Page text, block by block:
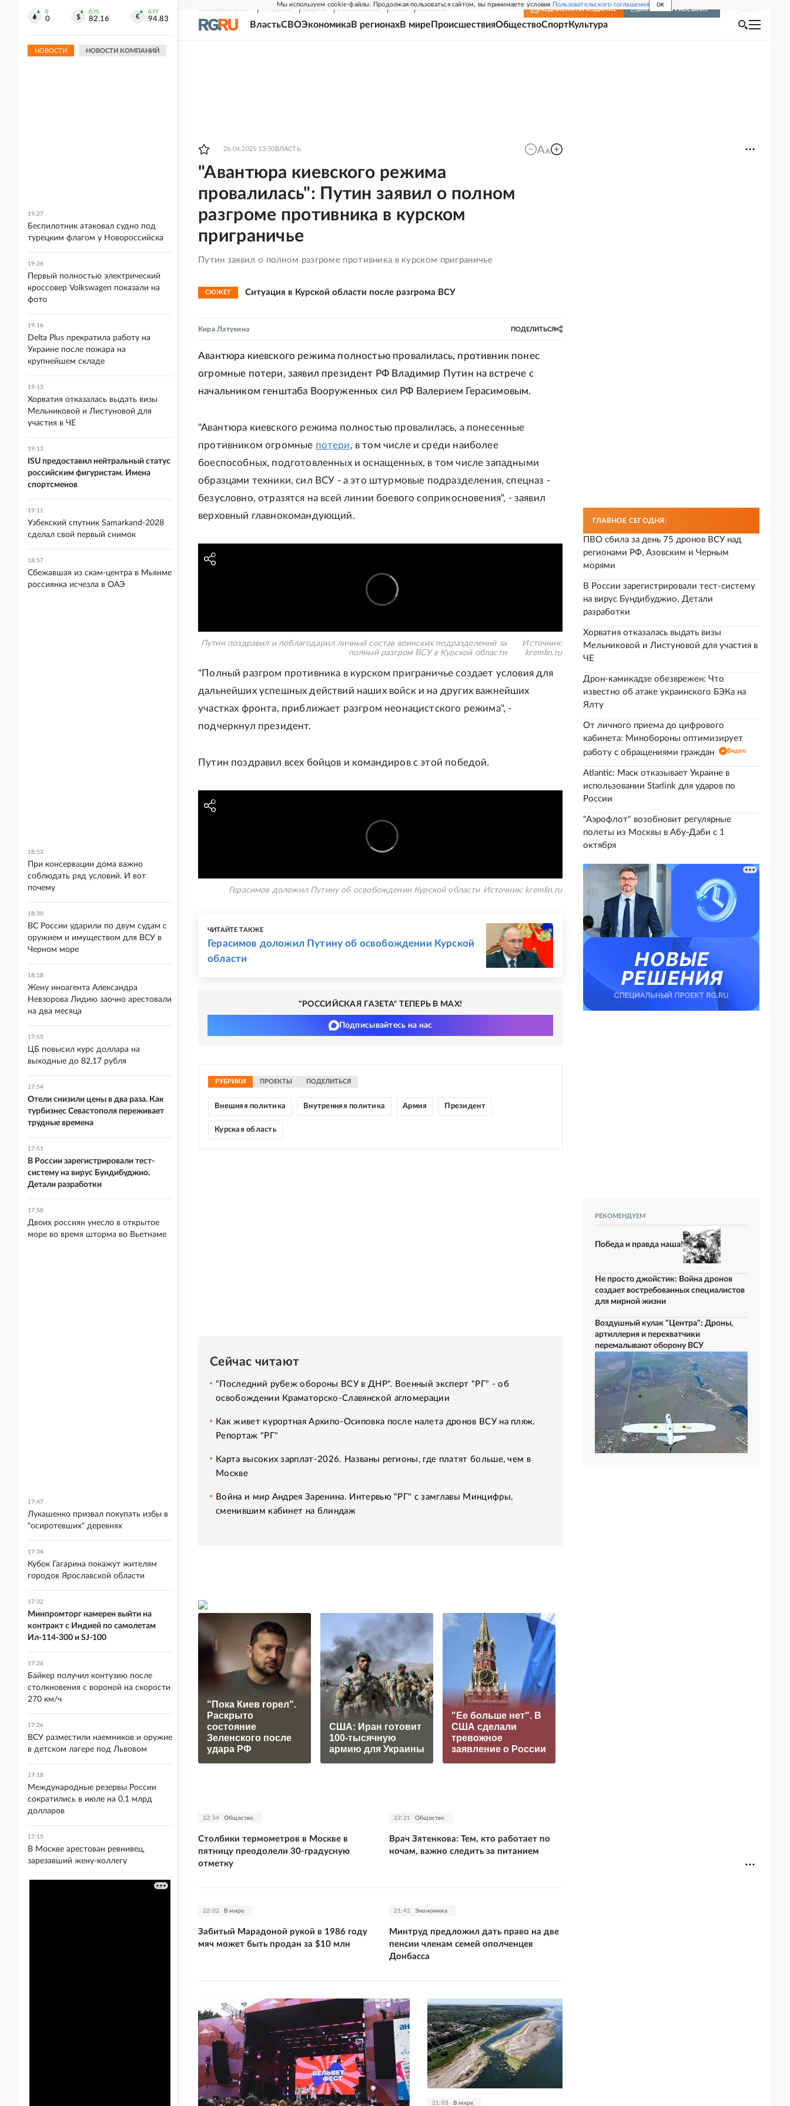
Мы используем cookie-файлы. Продолжая пользоваться сайтом, вы принимаете условия Пользовательского соглашения OK
СВЕЖИЙ НОМЕР РГ-НЕДЕЛЯ РОДИНА ПРИЛОЖЕНИЯ СОЮЗ НОВОСТИ ПОДПИСКА НА ИЗДАНИЕ ВКЛЮЧИТЬ РАССЫЛКУ
ВластьСВОЭкономикаВ регионахВ мире ПроисшествияОбществоСпортКультура
26.04.2025 13:50 ВЛАСТЬ
"Авантюра киевского режима
провалилась": Путин заявил о полном
разгроме противника в курском
приграничье
Путин заявил о полном разгроме противника в курском приграничье
СЮЖЕТ Ситуация в Курской области после разгрома ВСУ
Кира Латухина ПОДЕЛИТЬСЯ
Авантюра киевского режима полностью провалилась, противник понес
огромные потери, заявил президент РФ Владимир Путин на встрече с
начальником генштаба Вооруженных сил РФ Валерием Герасимовым.
"Авантюра киевского режима полностью провалилась, а понесенные
противником огромные потери, в том числе и среди наиболее
боеспособных, подготовленных и оснащенных, в том числе западными
образцами техники, сил ВСУ - а это штурмовые подразделения, спецназ -
безусловно, отразятся на всей линии боевого соприкосновения", - заявил
верховный главнокомандующий.
Путин поздравил и поблагодарил личный состав воинских подразделений за
полный разгром ВСУ в Курской области
Источник:
kremlin.ru
"Полный разгром противника в курском приграничье создает условия для
дальнейших успешных действий наших войск и на других важнейших
участках фронта, приближает разгром неонацистского режима", -
подчеркнул президент.
Путин поздравил всех бойцов и командиров с этой победой.
Герасимов доложил Путину об освобождении Курской области Источник: kremlin.ru
ЧИТАЙТЕ ТАКЖЕ
Герасимов доложил Путину об освобождении Курской
области
"РОССИЙСКАЯ ГАЗЕТА" ТЕПЕРЬ В MAX!
Подписывайтесь на нас
РУБРИКИ ПРОЕКТЫ ПОДЕЛИТЬСЯ
Внешняя политика Внутренняя политика Армия Президент
Курская область
Сейчас читают
"Последний рубеж обороны ВСУ в ДНР". Военный эксперт "РГ" - об
освобождении Краматорско-Славянской агломерации
Как живет курортная Архипо-Осиповка после налета дронов ВСУ на пляж.
Репортаж "РГ"
Карта высоких зарплат-2026. Названы регионы, где платят больше, чем в
Москве
Война и мир Андрея Заренина. Интервью "РГ" с замглавы Минцифры,
сменившим кабинет на блиндаж
"Пока Киев горел".
Раскрыто
состояние
Зеленского после
удара РФ
США: Иран готовит
100-тысячную
армию для Украины
"Ее больше нет". В
США сделали
тревожное
заявление о России
22:54 Общество
Столбики термометров в Москве в
пятницу преодолели 30-градусную
отметку
22:21 Общество
Врач Зятенкова: Тем, кто работает по
ночам, важно следить за питанием
22:02 В мире
Забитый Марадоной рукой в 1986 году
мяч может быть продан за $10 млн
21:42 Экономика
Минтруд предложил дать право на две
пенсии членам семей ополченцев
Донбасса
21:03 В мире
ГЛАВНОЕ СЕГОДНЯ:
ПВО сбила за день 75 дронов ВСУ над
регионами РФ, Азовским и Черным
морями
В России зарегистрировали тест-систему
на вирус Бундибуджио. Детали
разработки
Хорватия отказалась выдать визы
Мельниковой и Листуновой для участия в
ЧЕ
Дрон-камикадзе обезврежен: Что
известно об атаке украинского БЭКа на
Ялту
От личного приема до цифрового
кабинета: Минобороны оптимизирует
работу с обращениями граждан
Видео
Atlantic: Маск отказывает Украине в
использовании Starlink для ударов по
России
"Аэрофлот" возобновит регулярные
полеты из Москвы в Абу-Даби с 1
октября
РЕКОМЕНДУЕМ
Победа и правда наша!
Не просто джойстик: Война дронов
создает востребованных специалистов
для мирной жизни
Воздушный кулак "Центра": Дроны,
артиллерия и перехватчики
перемалывают оборону ВСУ
0
0
0.75
82.16
0.77
94.83
НОВОСТИ НОВОСТИ КОМПАНИЙ
19:27
Беспилотник атаковал судно под
турецким флагом у Новороссийска
19:26
Первый полностью электрический
кроссовер Volkswagen показали на
фото
19:16
Delta Plus прекратила работу на
Украине после пожара на
крупнейшем складе
19:13
Хорватия отказалась выдать визы
Мельниковой и Листуновой для
участия в ЧЕ
19:13
ISU предоставил нейтральный статус
российским фигуристам. Имена
спортсменов
19:11
Узбекский спутник Samarkand-2028
сделал свой первый снимок
18:57
Сбежавшая из скам-центра в Мьянме
россиянка исчезла в ОАЭ
18:52
При консервации дома важно
соблюдать ряд условий. И вот
почему
18:30
ВС России ударили по двум судам с
оружием и имуществом для ВСУ в
Черном море
18:18
Жену иноагента Александра
Невзорова Лидию заочно арестовали
на два месяца
17:55
ЦБ повысил курс доллара на
выходные до 82,17 рубля
17:54
Отели снизили цены в два раза. Как
турбизнес Севастополя переживает
трудные времена
17:51
В России зарегистрировали тест-
систему на вирус Бундибуджио.
Детали разработки
17:50
Двоих россиян унесло в открытое
море во время шторма во Вьетнаме
17:47
Лукашенко призвал покупать избы в
"осиротевших" деревнях
17:34
Кубок Гагарина покажут жителям
городов Ярославской области
17:32
Минпромторг намерен выйти на
контракт с Индией по самолетам
Ил-114-300 и SJ-100
17:26
Байкер получил контузию после
столкновения с вороной на скорости
270 км/ч
17:26
ВСУ разместили наемников и оружие
в детском лагере под Львовом
17:18
Международные резервы России
сократились в июле на 0,1 млрд
долларов
17:15
В Москве арестован ревнивец,
зарезавший жену-коллегу